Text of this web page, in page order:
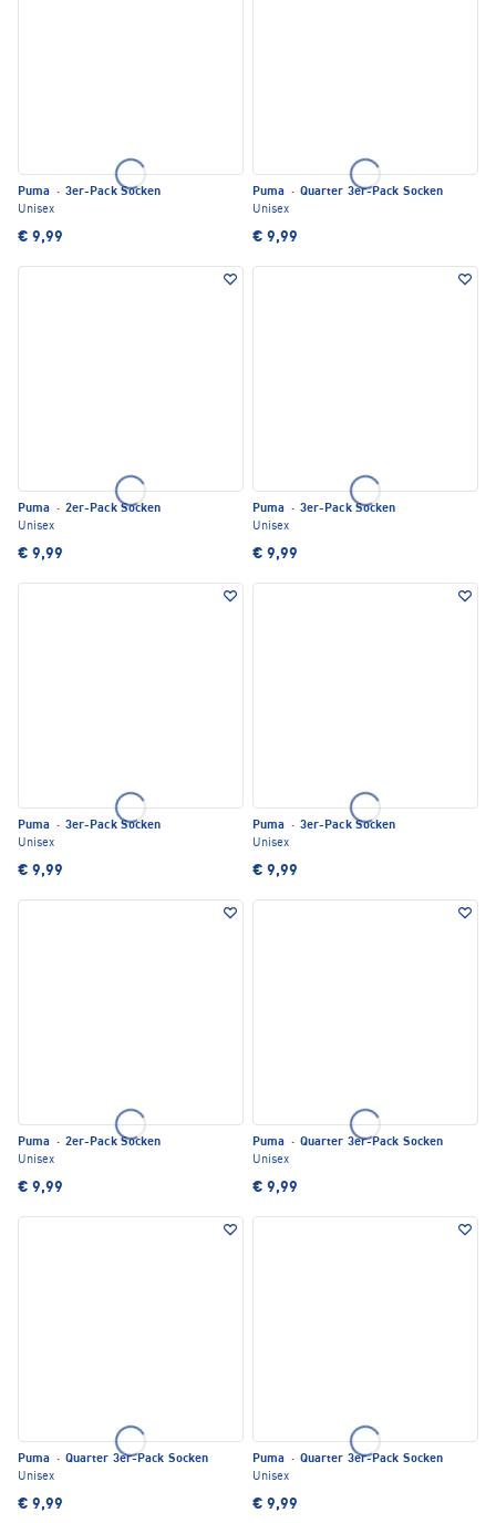
Puma · 3er-Pack Socken
Unisex
€ 9,99
Puma · Quarter 3er-Pack Socken
Unisex
€ 9,99
Puma · 2er-Pack Socken
Unisex
€ 9,99
Puma · 3er-Pack Socken
Unisex
€ 9,99
Puma · 3er-Pack Socken
Unisex
€ 9,99
Puma · 3er-Pack Socken
Unisex
€ 9,99
Puma · 2er-Pack Socken
Unisex
€ 9,99
Puma · Quarter 3er-Pack Socken
Unisex
€ 9,99
Puma · Quarter 3er-Pack Socken
Unisex
€ 9,99
Puma · Quarter 3er-Pack Socken
Unisex
€ 9,99